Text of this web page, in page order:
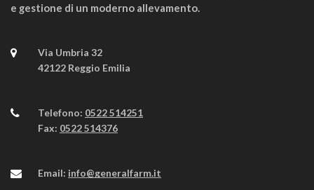
e gestione di un moderno allevamento.
Via Umbria 32
42122 Reggio Emilia
Telefono: 0522 514251
Fax: 0522 514376
Email: info@generalfarm.it